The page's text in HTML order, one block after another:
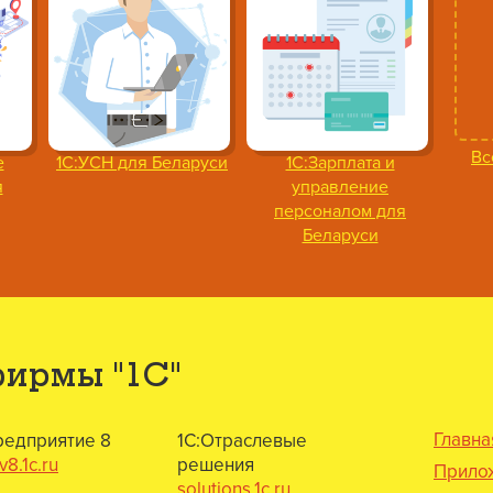
1С:УСН для Беларуси
1С:Зарплата и
управление
персоналом для
Беларуси
"1С"
8
1С:Отраслевые
решения